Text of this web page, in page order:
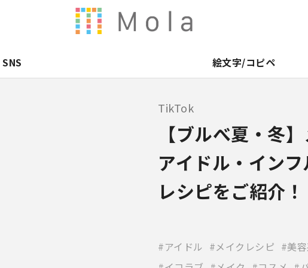
SNS 絵文字/コピペ
TikTok
【ブルべ夏・冬
アイドル・イン
レシピをご紹介！
アイドル メイクレシピ 美